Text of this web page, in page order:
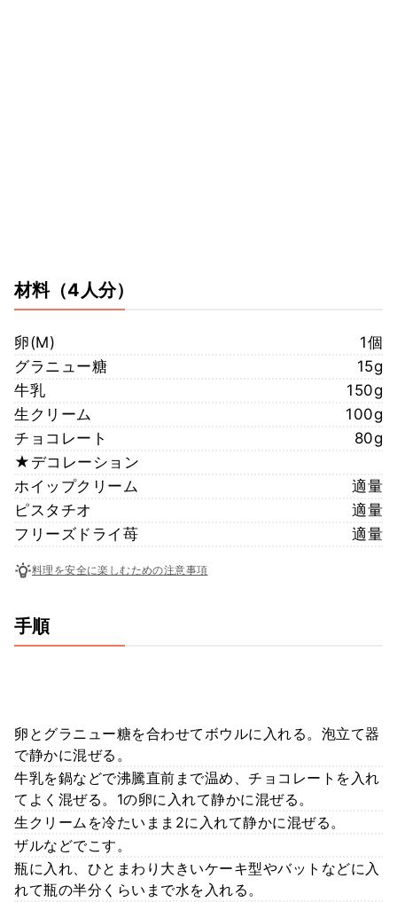
材料（4人分）
卵(M)
1個
グラニュー糖
15g
牛乳
150g
生クリーム
100g
チョコレート
80g
★デコレーション
ホイップクリーム
適量
ピスタチオ
適量
フリーズドライ苺
適量
料理を安全に楽しむための注意事項
手順
卵とグラニュー糖を合わせてボウルに入れる。泡立て器
で静かに混ぜる。
牛乳を鍋などで沸騰直前まで温め、チョコレートを入れ
てよく混ぜる。1の卵に入れて静かに混ぜる。
生クリームを冷たいまま2に入れて静かに混ぜる。
ザルなどでこす。
瓶に入れ、ひとまわり大きいケーキ型やバットなどに入
れて瓶の半分くらいまで水を入れる。